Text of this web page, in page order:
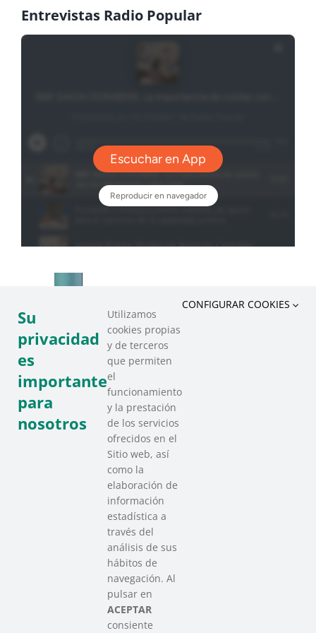
Entrevistas Radio Popular
SAREEN SAREA
Asociación que agrupa a las redes
del Tercer Sector Social en Euskadi
Su
privacidad
es
importante
para
nosotros
Utilizamos
cookies propias
y de terceros
que permiten
el
funcionamiento
y la prestación
de los servicios
ofrecidos en el
Sitio web, así
como la
elaboración de
información
estadística a
través del
análisis de sus
hábitos de
navegación. Al
pulsar en
ACEPTAR
consiente
CONFIGURAR COOKIES